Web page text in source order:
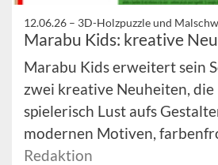
12.06.26 – 3D-Holzpuzzle und
Marabu Kids: kreative
Marabu Kids erweitert sein
zwei kreative Neuheiten,
spielerisch Lust aufs
modernen Motiven,
Redaktion